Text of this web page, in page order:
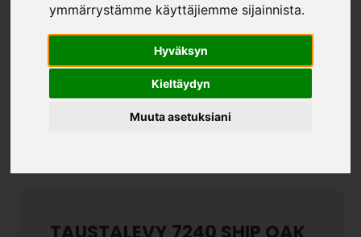
ymmärrystämme käyttäjiemme sijainnista.
Hyväksyn
Kieltäydyn
Muuta asetuksiani